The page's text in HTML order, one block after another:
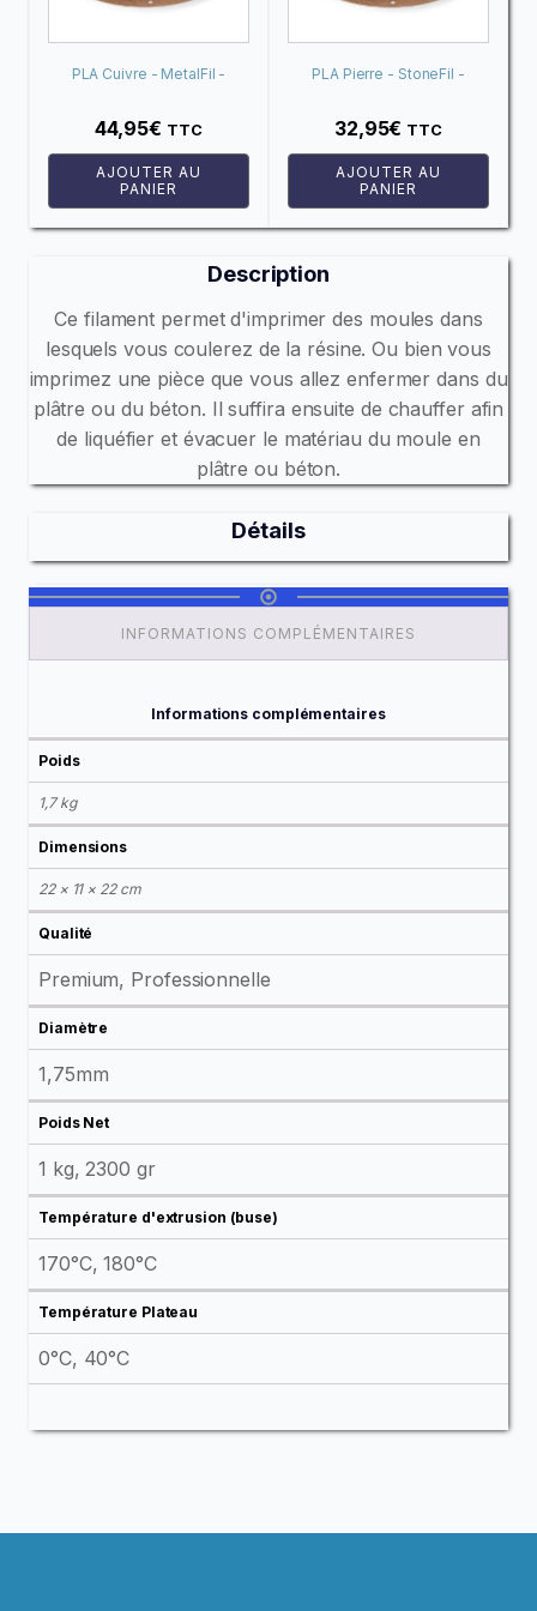
PLA Cuivre - MetalFil -
Classic Copper
44,95€ TTC
AJOUTER AU
PANIER
PLA Pierre - StoneFil -
Terracotta (Terre cuite)
32,95€ TTC
AJOUTER AU
PANIER
Description
Ce filament permet d'imprimer des moules dans
lesquels vous coulerez de la résine. Ou bien vous
imprimez une pièce que vous allez enfermer dans du
plâtre ou du béton. Il suffira ensuite de chauffer afin
de liquéfier et évacuer le matériau du moule en
plâtre ou béton.
Détails
INFORMATIONS COMPLÉMENTAIRES
Informations complémentaires
Poids
1,7 kg
Dimensions
22 × 11 × 22 cm
Qualité
Premium, Professionnelle
Diamètre
1,75mm
Poids Net
1 kg, 2300 gr
Température d'extrusion (buse)
170°C, 180°C
Température Plateau
0°C, 40°C